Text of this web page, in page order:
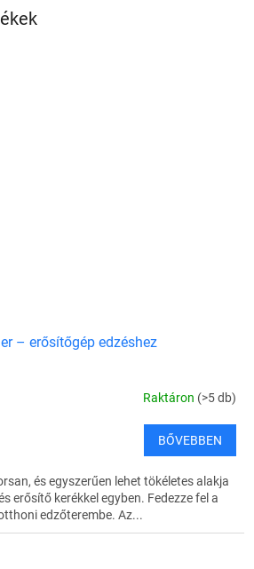
– erősítőgép edzéshez
Raktáron (>5 db)
BŐVEBBEN
és egyszerűen lehet tökéletes alakja
erősítő kerékkel egyben. Fedezze fel a
edzőterembe. Az...